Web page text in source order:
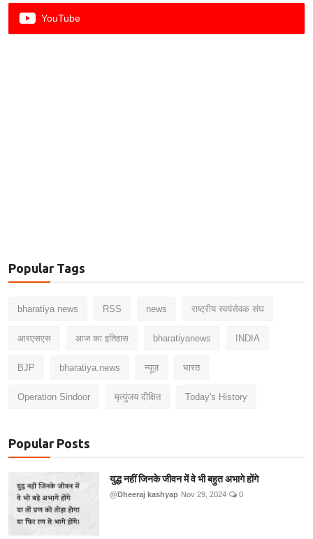
YouTube
Popular Tags
bharatiya news RSS news राष्ट्रीय स्वयंसेवक संघ
आरएसएस आज का इतिहास bharatiyanews INDIA
BJP bharatiya.news न्यूज़ भारत
Operation Sindoor मृत्युंजय दीक्षित Today's History
Popular Posts
युद्ध नहीं जिनके जीवन में वे भी बहुत अभागे होंगे
@Dheeraj kashyap Nov 29, 2024 0